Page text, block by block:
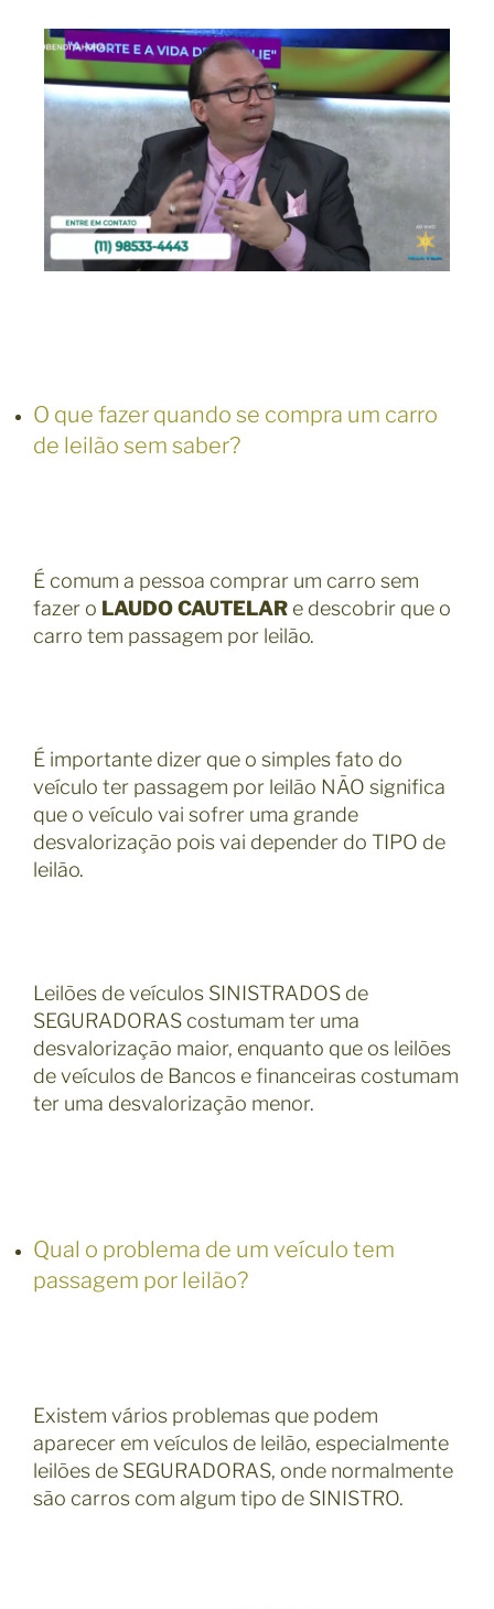
O que fazer quando se compra um carro
de leilão sem saber?
É comum a pessoa comprar um carro sem
fazer o LAUDO CAUTELAR e descobrir que o
carro tem passagem por leilão.
É importante dizer que o simples fato do
veículo ter passagem por leilão NÃO significa
que o veículo vai sofrer uma grande
desvalorização pois vai depender do TIPO de
leilão.
Leilões de veículos SINISTRADOS de
SEGURADORAS costumam ter uma
desvalorização maior, enquanto que os leilões
de veículos de Bancos e financeiras costumam
ter uma desvalorização menor.
Qual o problema de um veículo tem
passagem por leilão?
Existem vários problemas que podem
aparecer em veículos de leilão, especialmente
leilões de SEGURADORAS, onde normalmente
são carros com algum tipo de SINISTRO.